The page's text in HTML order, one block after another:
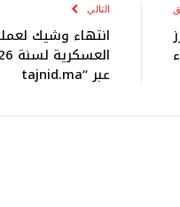
التالي
انتهاء وشيك
عبر “tajnid.ma